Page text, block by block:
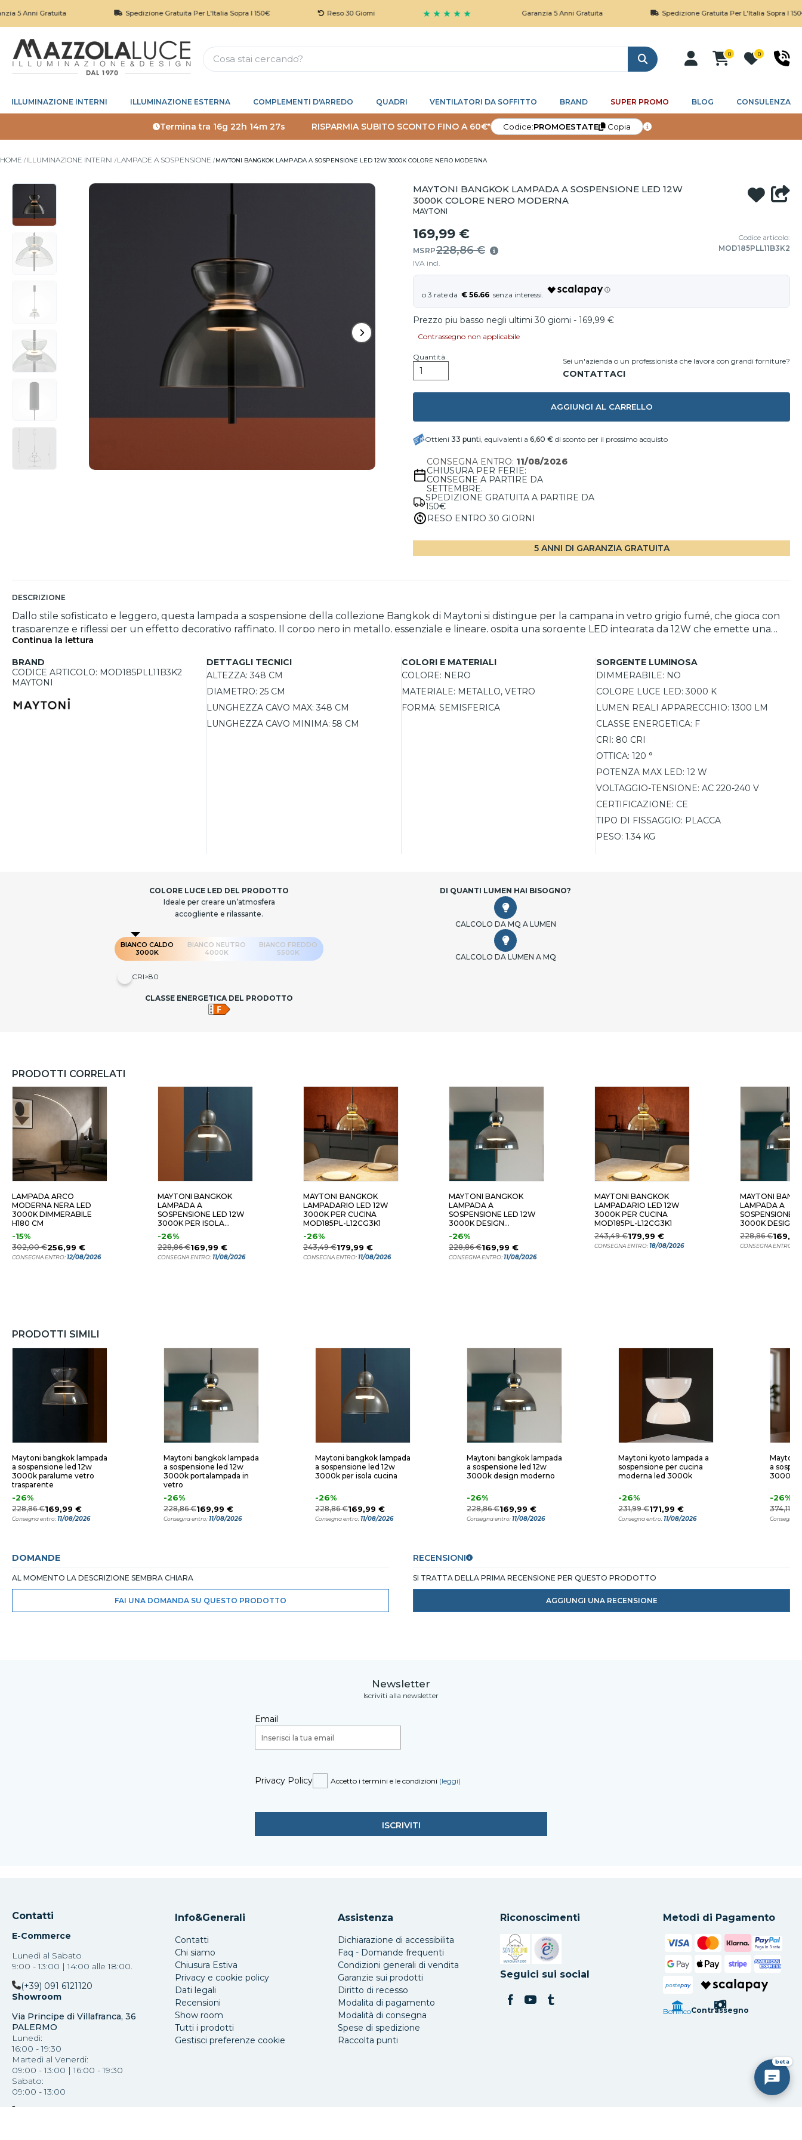
Gratuita Spedizione Gratuita Per L'Italia Sopra I 150€ Reso 30 Giorni ★ ★ ★ ★ ★ Garanzia 5 Anni Gratuita Spedizione Gratuita Per L'Italia Sopra I 150€
Cerca
0 0
ILLUMINAZIONE INTERNI ILLUMINAZIONE ESTERNA COMPLEMENTI D'ARREDO QUADRI VENTILATORI DA SOFFITTO BRAND SUPER PROMO BLOG CONSULENZA
Termina tra 16g 22h 14m 26s RISPARMIA SUBITO SCONTO FINO A 60€* Codice:PROMOESTATE Copia
HOME ILLUMINAZIONE INTERNI LAMPADE A SOSPENSIONE MAYTONI BANGKOK LAMPADA A SOSPENSIONE LED 12W 3000K COLORE NERO MODERNA
MAYTONI BANGKOK LAMPADA A SOSPENSIONE LED 12W
3000K COLORE NERO MODERNA
MAYTONI
169,99 €
MSRP228,86 €
IVA incl.
Codice articolo:
MOD185PLL11B3K2
€ 56.66
Prezzo piu basso negli ultimi 30 giorni - 169,99 €
Contrassegno non applicabile
Quantità Sei un'azienda o un professionista che lavora con grandi forniture?
AGGIUNGI AL CARRELLO
Ottieni 33 punti, equivalenti a 6,60 € di sconto per il prossimo acquisto
CONSEGNA ENTRO: 11/08/2026
CHIUSURA PER FERIE:
CONSEGNE A PARTIRE DA
SETTEMBRE.
SPEDIZIONE GRATUITA A PARTIRE DA
150€
RESO ENTRO 30 GIORNI
5 ANNI DI GARANZIA GRATUITA
DESCRIZIONE
Dallo stile sofisticato e leggero, questa lampada a sospensione della collezione Bangkok di Maytoni si distingue per la campana in vetro grigio fumé, che gioca con
trasparenze e riflessi per un effetto decorativo raffinato. Il corpo nero in metallo, essenziale e lineare, ospita una sorgente LED integrata da 12W che emette una
luce calda a 3000K con un ampio angolo di diffusione di 120°. Ideale per cucine, può essere regolata in altezza fino a 348 cm. L’ottima resa cromatica (CRI 80)
Continua la lettura
BRAND
CODICE ARTICOLO: MOD185PLL11B3K2
MAYTONI
DETTAGLI TECNICI
ALTEZZA: 348 CM
DIAMETRO: 25 CM
LUNGHEZZA CAVO MAX: 348 CM
LUNGHEZZA CAVO MINIMA: 58 CM
COLORI E MATERIALI
COLORE: NERO
MATERIALE: METALLO, VETRO
FORMA: SEMISFERICA
SORGENTE LUMINOSA
DIMMERABILE: NO
COLORE LUCE LED: 3000 K
LUMEN REALI APPARECCHIO: 1300 LM
CLASSE ENERGETICA: F
CRI: 80 CRI
OTTICA: 120 °
POTENZA MAX LED: 12 W
VOLTAGGIO-TENSIONE: AC 220-240 V
CERTIFICAZIONE: CE
TIPO DI FISSAGGIO: PLACCA
PESO: 1.34 KG
COLORE LUCE LED DEL PRODOTTO
Ideale per creare un’atmosfera
accogliente e rilassante.
BIANCO CALDO
3000K
BIANCO NEUTRO
4000K
BIANCO FREDDO
5500K
CRI>80
CLASSE ENERGETICA DEL PRODOTTO
DI QUANTI LUMEN HAI BISOGNO?
CALCOLO DA MQ A LUMEN
CALCOLO DA LUMEN A MQ
PRODOTTI CORRELATI
LAMPADA ARCO
MODERNA NERA LED
3000K DIMMERABILE
H180 CM
-15%
302,00 €256,99 €
CONSEGNA ENTRO:12/08/2026
MAYTONI BANGKOK
LAMPADA A
SOSPENSIONE LED 12W
3000K PER ISOLA
CUCINA
-26%
228,86 €169,99 €
CONSEGNA ENTRO:11/08/2026
MAYTONI BANGKOK
LAMPADARIO LED 12W
3000K PER CUCINA
MOD185PL-L12CG3K1
-26%
243,49 €179,99 €
CONSEGNA ENTRO:11/08/2026
MAYTONI BANGKOK
LAMPADA A
SOSPENSIONE LED 12W
3000K DESIGN
MODERNO
-26%
228,86 €169,99 €
CONSEGNA ENTRO:11/08/2026
MAYTONI BANGKOK
LAMPADARIO LED 12W
3000K PER CUCINA
MOD185PL-L12CG3K1
243,49 €179,99 €
CONSEGNA ENTRO:18/08/2026
MAYTONI
LAMPADA A
SOSPENSIONE
3000K DESIGN
MODERNO
228,86 €
CONSEGNA ENTRO:
PRODOTTI SIMILI
Maytoni bangkok lampada
a sospensione led 12w
3000k paralume vetro
trasparente
-26%
228,86 €169,99 €
Consegna entro:11/08/2026
Maytoni bangkok lampada
a sospensione led 12w
3000k portalampada in
vetro
-26%
228,86 €169,99 €
Consegna entro:11/08/2026
Maytoni bangkok lampada
a sospensione led 12w
3000k per isola cucina
-26%
228,86 €169,99 €
Consegna entro:11/08/2026
Maytoni bangkok lampada
a sospensione led 12w
3000k design moderno
-26%
228,86 €169,99 €
Consegna entro:11/08/2026
Maytoni kyoto lampada a
sospensione per cucina
moderna led 3000k
-26%
231,99 €171,99 €
Consegna entro:11/08/2026
Maytoni
a
3000k
-26%
374,11 €
Consegna
DOMANDE
AL MOMENTO LA DESCRIZIONE SEMBRA CHIARA
FAI UNA DOMANDA SU QUESTO PRODOTTO
RECENSIONI
SI TRATTA DELLA PRIMA RECENSIONE PER QUESTO PRODOTTO
AGGIUNGI UNA RECENSIONE
Newsletter
Iscriviti alla newsletter
Email
Privacy Policy Accetto i termini e le condizioni (leggi)
Contatti
E-Commerce
Lunedì al Sabato
9:00 - 13:00 | 14:00 alle 18:00.
(+39) 091 6121120
Showroom
Via Principe di Villafranca, 36
PALERMO
Lunedì:
16:00 - 19:30
Martedì al Venerdi:
09:00 - 13:00 | 16:00 - 19:30
Sabato:
09:00 - 13:00
Info&Generali
Contatti
Chi siamo
Chiusura Estiva
Privacy e cookie policy
Dati legali
Recensioni
Show room
Tutti i prodotti
Gestisci preferenze cookie
Assistenza
Dichiarazione di accessibilita
Faq - Domande frequenti
Condizioni generali di vendita
Garanzie sui prodotti
Diritto di recesso
Modalita di pagamento
Modalità di consegna
Spese di spedizione
Raccolta punti
Riconoscimenti
Si apre in una nuova scheda
Si apre in una nuova scheda
Seguici sui social
Metodi di Pagamento
postepay
BonificoContrassegno
beta